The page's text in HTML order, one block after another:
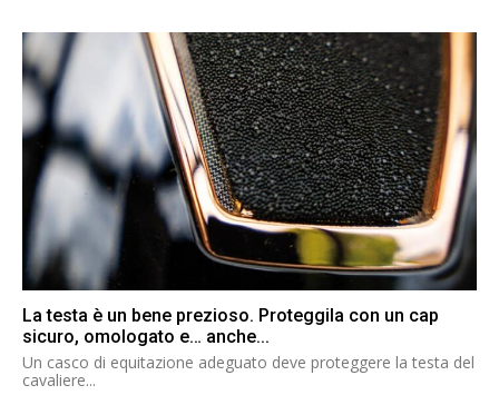
La testa è un bene prezioso. Proteggila con un cap
sicuro, omologato e… anche...
Un casco di equitazione adeguato deve proteggere la testa del
cavaliere...